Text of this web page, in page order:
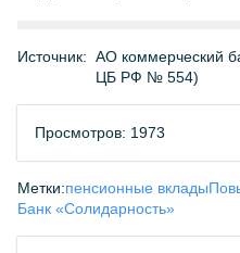
Источник: АО коммерческий
ЦБ РФ № 554)
Просмотров: 1973
Метки:пенсионные вклады
Банк «Солидарность»